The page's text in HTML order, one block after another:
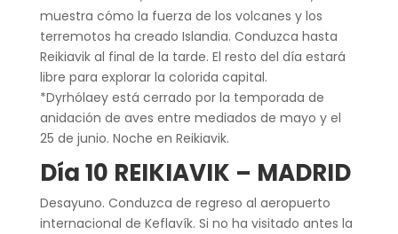
muestra cómo la fuerza de los volcanes y los
terremotos ha creado Islandia. Conduzca hasta
Reikiavik al final de la tarde. El resto del día estará
libre para explorar la colorida capital.
*Dyrhólaey está cerrado por la temporada de
anidación de aves entre mediados de mayo y el
25 de junio. Noche en Reikiavik.
Día 10 REIKIAVIK – MADRID
Desayuno. Conduzca de regreso al aeropuerto
internacional de Keflavík. Si no ha visitado antes la